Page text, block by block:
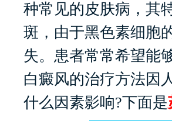
种常见的皮肤病，其
斑，由于黑色素细胞
失。患者常常希望能
白癜风的治疗方法因
什么因素影响?下面是